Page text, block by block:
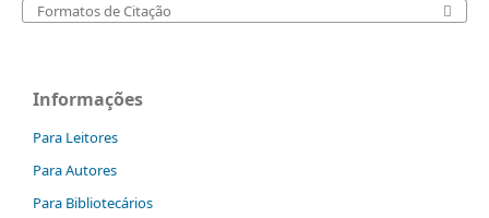
Formatos de Citação
Informações
Para Leitores
Para Autores
Para Bibliotecários